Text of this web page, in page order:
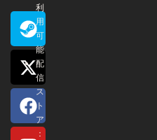
利
用
可
能
配
信
ス
ト
ア
：